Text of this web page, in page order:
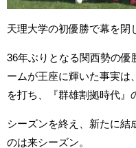
天理大学の初優勝で幕を閉
36年ぶりとなる関西勢の優
ームが王座に輝いた事実は
を打ち、『群雄割拠時代』
シーズンを終え、新たに結
のは来シーズン。